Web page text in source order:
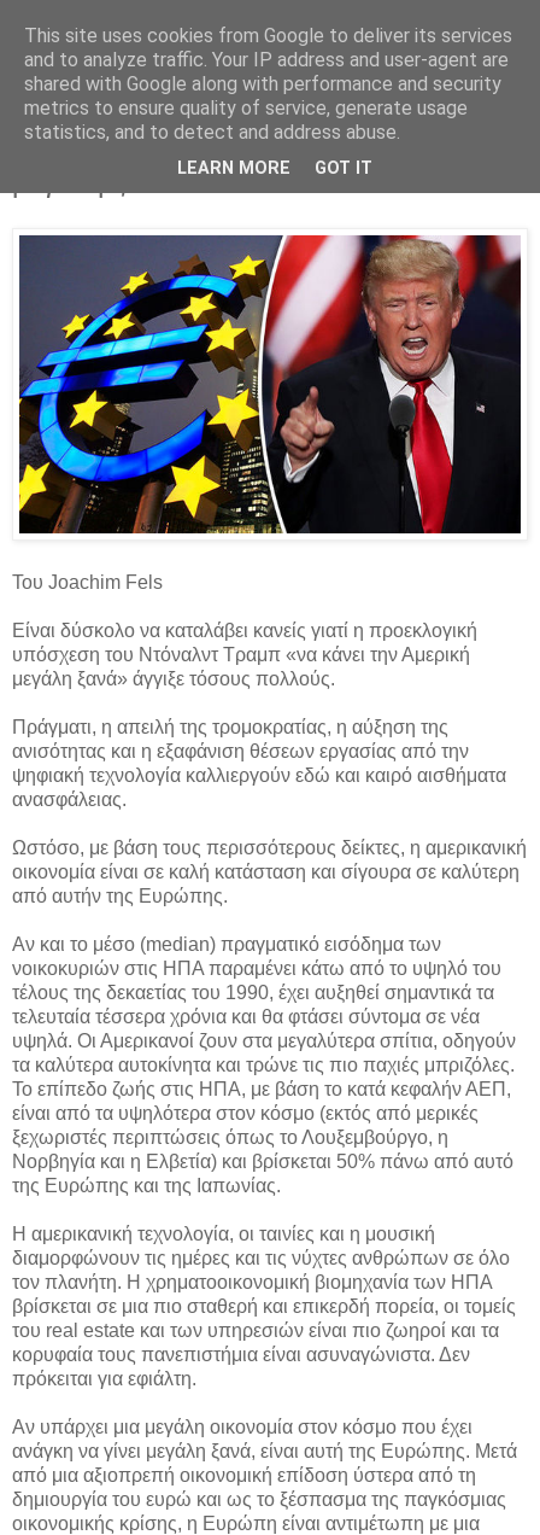
Parakato.gr
Πώς ο Tραμπ θα κάνει την... Ευρώπη
Του Joachim Fels
Είναι δύσκολο να καταλάβει κανείς γιατί η προεκλογική
υπόσχεση του Ντόναλντ Τραμπ «να κάνει την Αμερική
μεγάλη ξανά» άγγιξε τόσους πολλούς.
Πράγματι, η απειλή της τρομοκρατίας, η αύξηση της
ανισότητας και η εξαφάνιση θέσεων εργασίας από την
ψηφιακή τεχνολογία καλλιεργούν εδώ και καιρό αισθήματα
ανασφάλειας.
Ωστόσο, με βάση τους περισσότερους δείκτες, η αμερικανική
οικονομία είναι σε καλή κατάσταση και σίγουρα σε καλύτερη
από αυτήν της Ευρώπης.
Αν και το μέσο (median) πραγματικό εισόδημα των
νοικοκυριών στις ΗΠΑ παραμένει κάτω από το υψηλό του
τέλους της δεκαετίας του 1990, έχει αυξηθεί σημαντικά τα
τελευταία τέσσερα χρόνια και θα φτάσει σύντομα σε νέα
υψηλά. Οι Αμερικανοί ζουν στα μεγαλύτερα σπίτια, οδηγούν
τα καλύτερα αυτοκίνητα και τρώνε τις πιο παχιές μπριζόλες.
Το επίπεδο ζωής στις ΗΠΑ, με βάση το κατά κεφαλήν ΑΕΠ,
είναι από τα υψηλότερα στον κόσμο (εκτός από μερικές
ξεχωριστές περιπτώσεις όπως το Λουξεμβούργο, η
Νορβηγία και η Ελβετία) και βρίσκεται 50% πάνω από αυτό
της Ευρώπης και της Ιαπωνίας.
Η αμερικανική τεχνολογία, οι ταινίες και η μουσική
διαμορφώνουν τις ημέρες και τις νύχτες ανθρώπων σε όλο
τον πλανήτη. Η χρηματοοικονομική βιομηχανία των ΗΠΑ
βρίσκεται σε μια πιο σταθερή και επικερδή πορεία, οι τομείς
του real estate και των υπηρεσιών είναι πιο ζωηροί και τα
κορυφαία τους πανεπιστήμια είναι ασυναγώνιστα. Δεν
πρόκειται για εφιάλτη.
Αν υπάρχει μια μεγάλη οικονομία στον κόσμο που έχει
ανάγκη να γίνει μεγάλη ξανά, είναι αυτή της Ευρώπης. Μετά
από μια αξιοπρεπή οικονομική επίδοση ύστερα από τη
δημιουργία του ευρώ και ως το ξέσπασμα της παγκόσμιας
οικονομικής κρίσης, η Ευρώπη είναι αντιμέτωπη με μια
This site uses cookies from Google to deliver its services
and to analyze traffic. Your IP address and user-agent are
shared with Google along with performance and security
metrics to ensure quality of service, generate usage
statistics, and to detect and address abuse.
LEARN MORE GOT IT